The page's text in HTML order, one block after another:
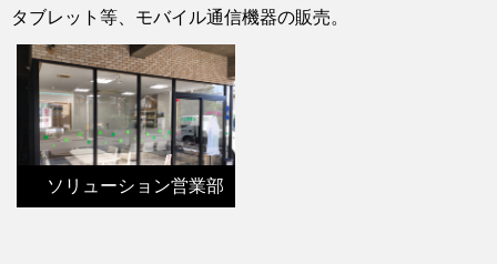
タブレット等、モバイル通信機器の販売。
ソリューション営業部